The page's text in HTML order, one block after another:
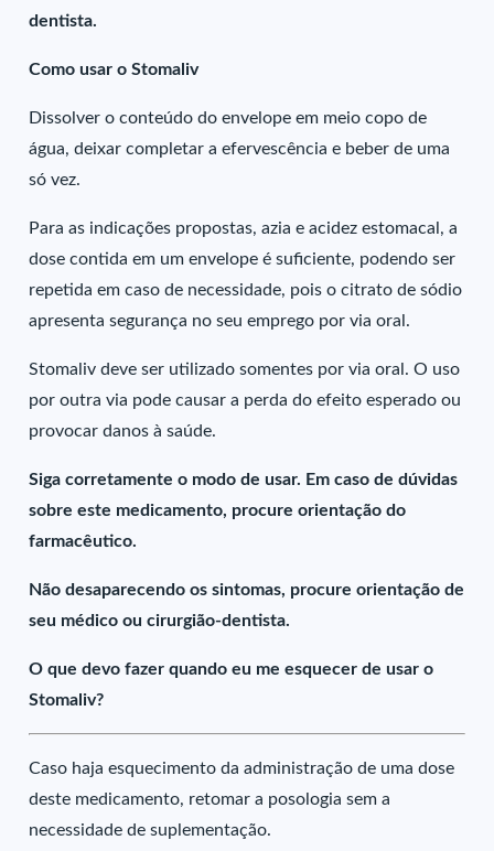
dentista.
Como usar o Stomaliv
Dissolver o conteúdo do envelope em meio copo de
água, deixar completar a efervescência e beber de uma
só vez.
Para as indicações propostas, azia e acidez estomacal, a
dose contida em um envelope é suficiente, podendo ser
repetida em caso de necessidade, pois o citrato de sódio
apresenta segurança no seu emprego por via oral.
Stomaliv deve ser utilizado somentes por via oral. O uso
por outra via pode causar a perda do efeito esperado ou
provocar danos à saúde.
Siga corretamente o modo de usar. Em caso de dúvidas
sobre este medicamento, procure orientação do
farmacêutico.
Não desaparecendo os sintomas, procure orientação de
seu médico ou cirurgião-dentista.
O que devo fazer quando eu me esquecer de usar o
Stomaliv?
Caso haja esquecimento da administração de uma dose
deste medicamento, retomar a posologia sem a
necessidade de suplementação.